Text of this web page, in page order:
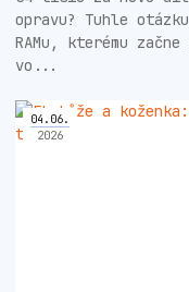
opravu? Tuhle
RAMu, kterému
vo...
04 . 06.
2026